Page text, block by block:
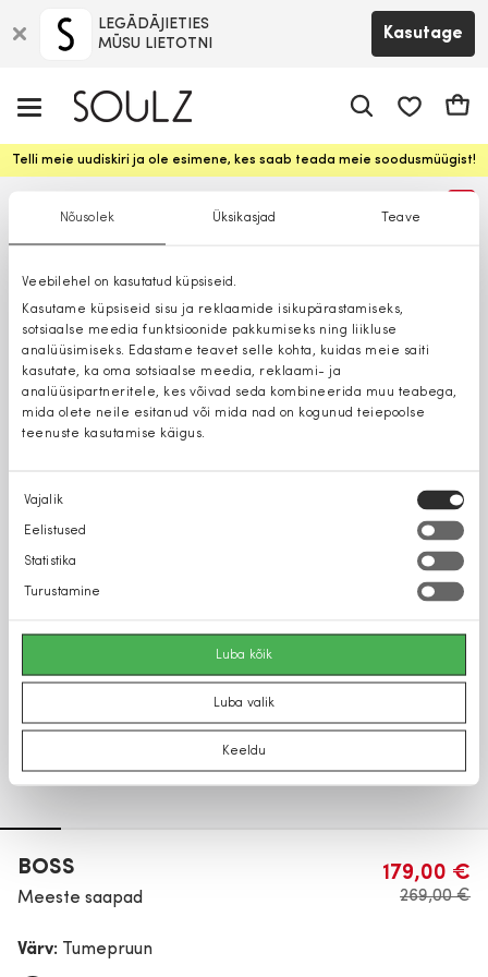
Nõusolek Üksikasjad Teave
Veebilehel on kasutatud küpsiseid.
Kasutame küpsiseid sisu ja reklaamide isikupärastamiseks,
sotsiaalse meedia funktsioonide pakkumiseks ning liikluse
analüüsimiseks. Edastame teavet selle kohta, kuidas meie saiti
kasutate, ka oma sotsiaalse meedia, reklaami- ja
analüüsipartneritele, kes võivad seda kombineerida muu teabega,
mida olete neile esitanud või mida nad on kogunud teiepoolse
teenuste kasutamise käigus.
Nõusoleku
valik
Vajalik
Eelistused
Statistika
Turustamine
Luba kõik
Luba valik
Keeldu
LEGĀDĀJIETIES
MŪSU LIETOTNI
Kasutage
Telli meie uudiskiri ja ole esimene, kes saab teada meie soodusmüügist!
BOSS
Meeste saapad
179,00 €
269,00 €
Värv: Tumepruun